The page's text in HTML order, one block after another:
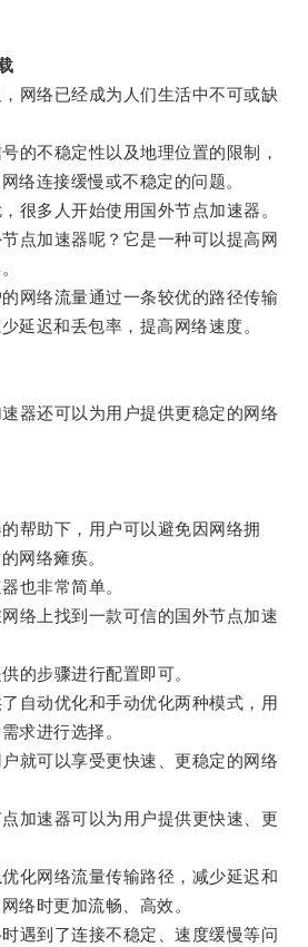
络已经成为人们生活中不可或缺
不稳定性以及地理位置的限制，
络连接缓慢或不稳定的问题。
多人开始使用国外节点加速器。
加速器呢？它是一种可以提高网
络流量通过一条较优的路径传输
延迟和丢包率，提高网络速度。
还可以为用户提供更稳定的网络
助下，用户可以避免因网络拥
网络瘫痪。
非常简单。
上找到一款可信的国外节点加速
步骤进行配置即可。
动优化和手动优化两种模式，用
求进行选择。
可以享受更快速、更稳定的网络
速器可以为用户提供更快速、更
网络流量传输路径，减少延迟和
络时更加流畅、高效。
到了连接不稳定、速度缓慢等问